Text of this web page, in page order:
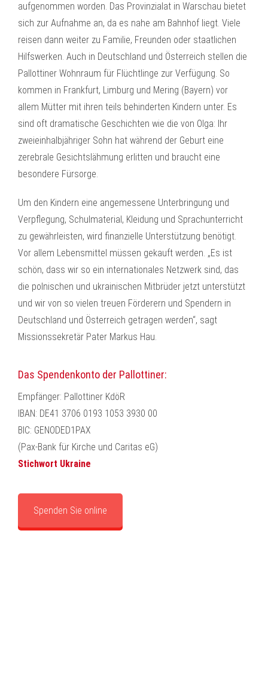
aufgenommen worden. Das Provinzialat in Warschau bietet
sich zur Aufnahme an, da es nahe am Bahnhof liegt. Viele
reisen dann weiter zu Familie, Freunden oder staatlichen
Hilfswerken. Auch in Deutschland und Österreich stellen die
Pallottiner Wohnraum für Flüchtlinge zur Verfügung. So
kommen in Frankfurt, Limburg und Mering (Bayern) vor
allem Mütter mit ihren teils behinderten Kindern unter. Es
sind oft dramatische Geschichten wie die von Olga: Ihr
zweieinhalbjähriger Sohn hat während der Geburt eine
zerebrale Gesichtslähmung erlitten und braucht eine
besondere Fürsorge.
Um den Kindern eine angemessene Unterbringung und
Verpflegung, Schulmaterial, Kleidung und Sprachunterricht
zu gewährleisten, wird finanzielle Unterstützung benötigt.
Vor allem Lebensmittel müssen gekauft werden. „Es ist
schön, dass wir so ein internationales Netzwerk sind, das
die polnischen und ukrainischen Mitbrüder jetzt unterstützt
und wir von so vielen treuen Förderern und Spendern in
Deutschland und Österreich getragen werden“, sagt
Missionssekretär Pater Markus Hau.
Das Spendenkonto der Pallottiner:
Empfänger: Pallottiner KdöR
IBAN: DE41 3706 0193 1053 3930 00
BIC: GENODED1PAX
(Pax-Bank für Kirche und Caritas eG)
Stichwort Ukraine
Spenden Sie online